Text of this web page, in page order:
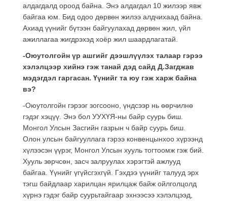
алдагдалд ороод байна. Энэ алдагдал 10 жилээр явж
байгаа юм. Бид одоо дөрвөн жилээ алдчихаад байна.
Ахиад үүнийг бүтээн байгуулахад дөрвөн жил, үйл
ажиллагаа жигдрэхэд хоёр жил шаардлагатай.
-Оюутолгойн үр ашгийг дээшлүүлэх талаар гэрээ
хэлэлцээр хийнэ гэж танай дэд сайд Д.Загджав
мэдэгдэл гаргасан. Үүнийг та юу гэж харж байна
вэ?
-Оюутолгойн гэрээг зогсооно, үндсээр нь өөрчилнө
гэдэг хэцүү. Энэ бол УУХҮЯ-ны байр суурь биш.
Монгол Улсын Засгийн газрын ч байр суурь биш.
Олон улсын байгууллага гэрээ конвенцынхоо хүрээнд
хүлээсэн үүрэг, Монгол Улсын хууль тогтоомж гэж бий.
Хууль зөрчсөн, засч залруулах хэрэгтэй ажлууд
байгаа. Үүнийг үгүйсгэхгүй. Гэхдээ үүнийг талууд эрх
тэгш байдлаар харилцан ярилцаж байж ойлголцолд
хүрнэ гэдэг байр суурьтайгаар эхнээсээ хэлэлцээд,